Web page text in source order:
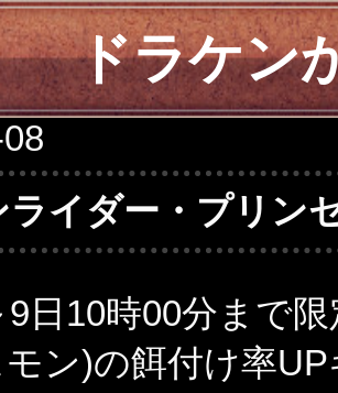
ドラケン
ライダー・プリン
9日10時00分まで
ン)の餌付け率